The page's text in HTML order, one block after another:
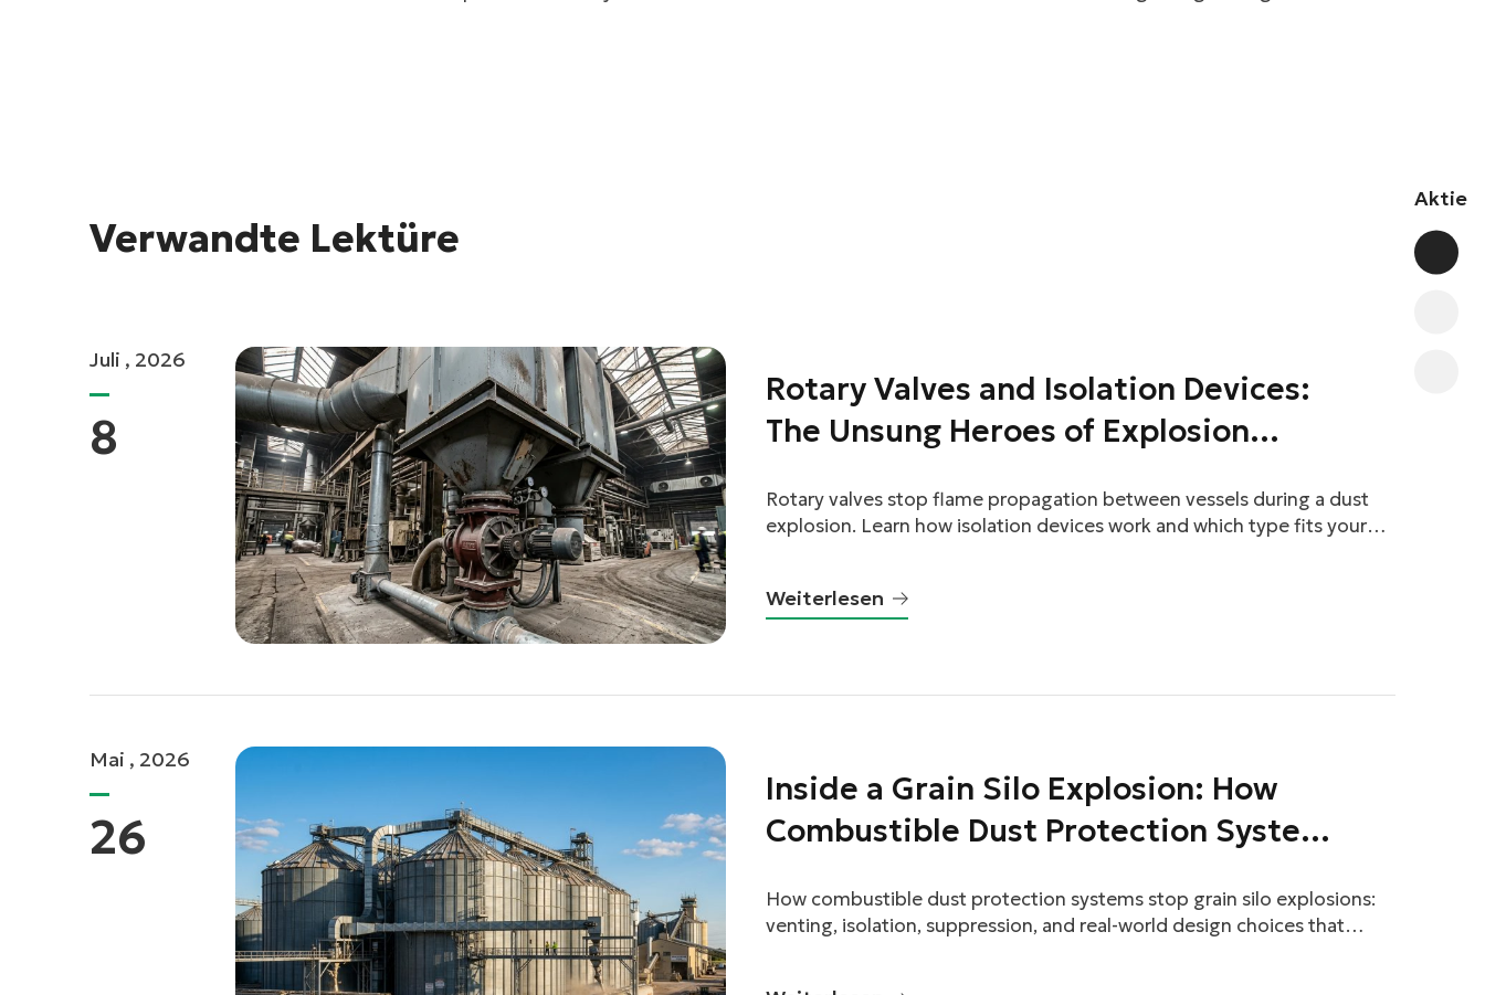
Aktie
Verwandte Lektüre
Juli , 2026
8
Rotary Valves and Isolation Devices:
The Unsung Heroes of Explosion
Rotary valves stop flame propagation between vessels during a dust
explosion. Learn how isolation devices work and which type fits your
Weiterlesen
Mai , 2026
26
Inside a Grain Silo Explosion: How
Combustible Dust Protection Systems
How combustible dust protection systems stop grain silo explosions:
venting, isolation, suppression, and real-world design choices that